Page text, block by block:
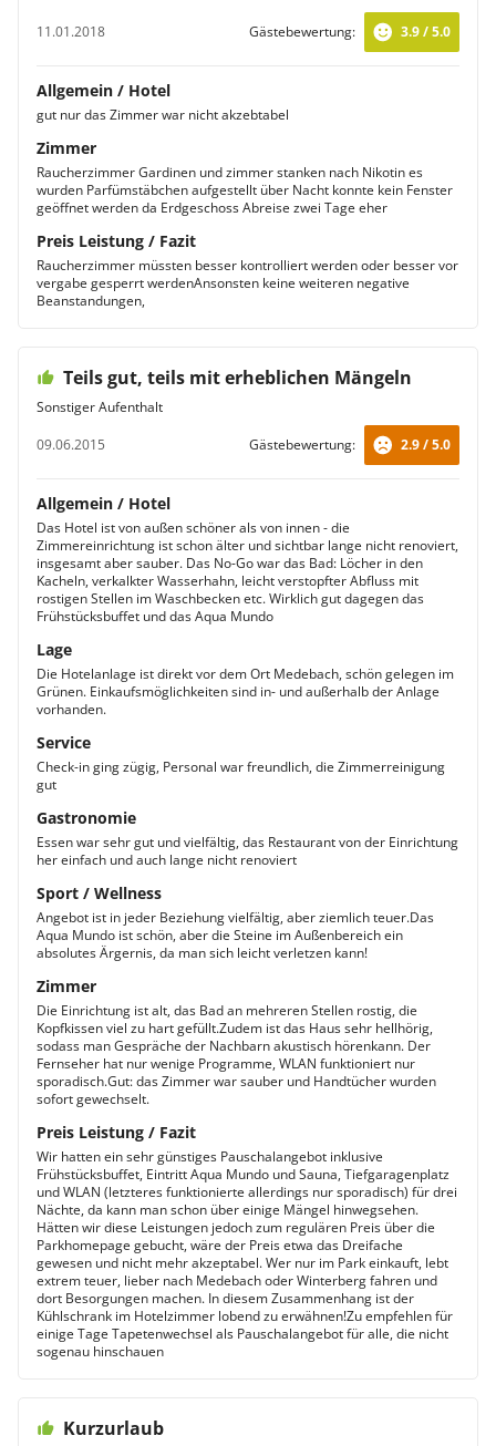
Kinderbetten auf Anfrage verfügbar
Familien- und Nichtraucherzimmer vorhanden
Endreinigung inklusive
Buchbar ist der Aufenthalt wahlweise mit
mehrsprachiges Personal an der Rezeption
11.01.2018
Gästebewertung: 3.9 / 5.0
Allgemein / Hotel
gut nur das Zimmer war nicht akzebtabel
Zimmer
Raucherzimmer Gardinen und zimmer stanken nach Nikotin es
wurden Parfümstäbchen aufgestellt über Nacht konnte kein Fenster
geöffnet werden da Erdgeschoss Abreise zwei Tage eher
Preis Leistung / Fazit
Raucherzimmer müssten besser kontrolliert werden oder besser vor
vergabe gesperrt werdenAnsonsten keine weiteren negative
Beanstandungen,
Teils gut, teils mit erheblichen Mängeln
Sonstiger Aufenthalt
09.06.2015
Gästebewertung: 2.9 / 5.0
Allgemein / Hotel
Das Hotel ist von außen schöner als von innen - die
Zimmereinrichtung ist schon älter und sichtbar lange nicht renoviert,
insgesamt aber sauber. Das No-Go war das Bad: Löcher in den
Kacheln, verkalkter Wasserhahn, leicht verstopfter Abfluss mit
rostigen Stellen im Waschbecken etc. Wirklich gut dagegen das
Frühstücksbuffet und das Aqua Mundo
Lage
Die Hotelanlage ist direkt vor dem Ort Medebach, schön gelegen im
Grünen. Einkaufsmöglichkeiten sind in- und außerhalb der Anlage
vorhanden.
Service
Check-in ging zügig, Personal war freundlich, die Zimmerreinigung
gut
Gastronomie
Essen war sehr gut und vielfältig, das Restaurant von der Einrichtung
her einfach und auch lange nicht renoviert
Sport / Wellness
Angebot ist in jeder Beziehung vielfältig, aber ziemlich teuer.Das
Aqua Mundo ist schön, aber die Steine im Außenbereich ein
absolutes Ärgernis, da man sich leicht verletzen kann!
Zimmer
Die Einrichtung ist alt, das Bad an mehreren Stellen rostig, die
Kopfkissen viel zu hart gefüllt.Zudem ist das Haus sehr hellhörig,
sodass man Gespräche der Nachbarn akustisch hörenkann. Der
Fernseher hat nur wenige Programme, WLAN funktioniert nur
sporadisch.Gut: das Zimmer war sauber und Handtücher wurden
sofort gewechselt.
Preis Leistung / Fazit
Wir hatten ein sehr günstiges Pauschalangebot inklusive
Frühstücksbuffet, Eintritt Aqua Mundo und Sauna, Tiefgaragenplatz
und WLAN (letzteres funktionierte allerdings nur sporadisch) für drei
Nächte, da kann man schon über einige Mängel hinwegsehen.
Hätten wir diese Leistungen jedoch zum regulären Preis über die
Parkhomepage gebucht, wäre der Preis etwa das Dreifache
gewesen und nicht mehr akzeptabel. Wer nur im Park einkauft, lebt
extrem teuer, lieber nach Medebach oder Winterberg fahren und
dort Besorgungen machen. In diesem Zusammenhang ist der
Kühlschrank im Hotelzimmer lobend zu erwähnen!Zu empfehlen für
einige Tage Tapetenwechsel als Pauschalangebot für alle, die nicht
sogenau hinschauen
Kurzurlaub